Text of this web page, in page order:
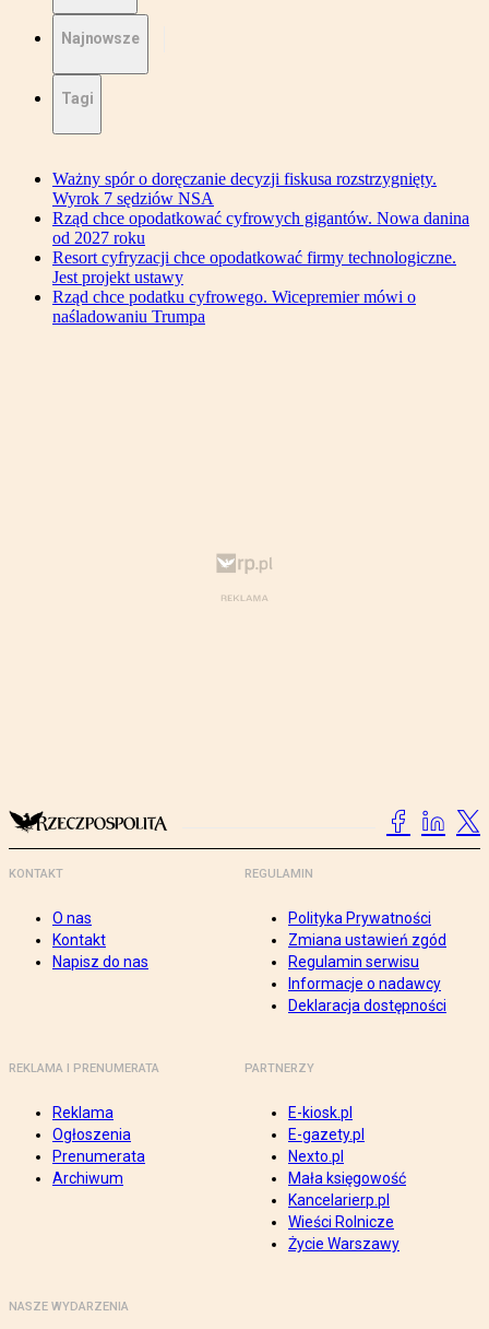
Najnowsze
Tagi
Ważny spór o doręczanie decyzji fiskusa rozstrzygnięty.
Wyrok 7 sędziów NSA
Rząd chce opodatkować cyfrowych gigantów. Nowa danina
od 2027 roku
Resort cyfryzacji chce opodatkować firmy technologiczne.
Jest projekt ustawy
Rząd chce podatku cyfrowego. Wicepremier mówi o
naśladowaniu Trumpa
KONTAKT
O nas
Kontakt
Napisz do nas
REGULAMIN
Polityka Prywatności
Zmiana ustawień zgód
Regulamin serwisu
Informacje o nadawcy
Deklaracja dostępności
REKLAMA I PRENUMERATA
Reklama
Ogłoszenia
Prenumerata
Archiwum
PARTNERZY
E-kiosk.pl
E-gazety.pl
Nexto.pl
Mała księgowość
Kancelarierp.pl
Wieści Rolnicze
Życie Warszawy
NASZE WYDARZENIA